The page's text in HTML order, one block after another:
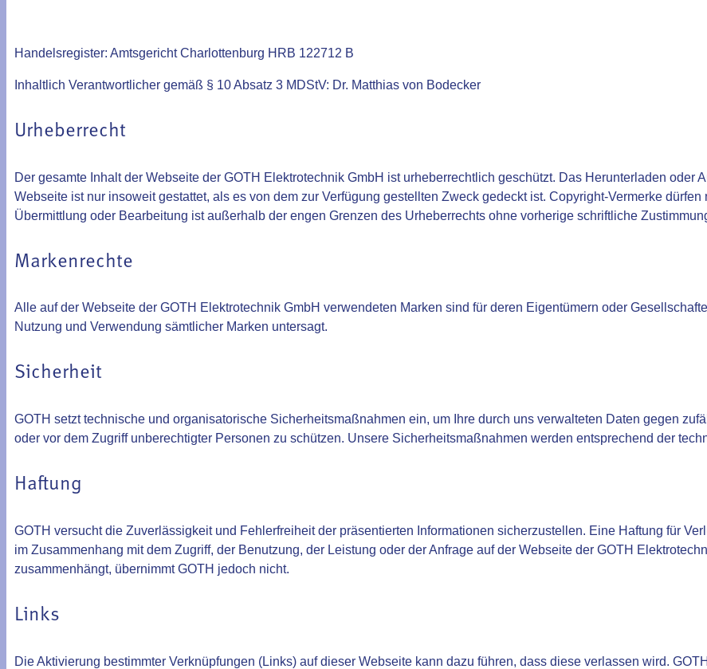
Handelsregister: Amtsgericht Charlottenburg HRB 122712 B
Inhaltlich Verantwortlicher gemäß § 10 Absatz 3 MDStV: Dr. Matthias von Bodecker
Urheberrecht
Der gesamte Inhalt der Webseite der GOTH Elektrotechnik GmbH ist urheberrechtlich geschützt. Das Herunterladen oder
Webseite ist nur insoweit gestattet, als es von dem zur Verfügung gestellten Zweck gedeckt ist. Copyright-Vermerke
Übermittlung oder Bearbeitung ist außerhalb der engen Grenzen des Urheberrechts ohne vorherige schriftliche
Markenrechte
Alle auf der Webseite der GOTH Elektrotechnik GmbH verwendeten Marken sind für deren Eigentümern oder
Nutzung und Verwendung sämtlicher Marken untersagt.
Sicherheit
GOTH setzt technische und organisatorische Sicherheitsmaßnahmen ein, um Ihre durch uns verwalteten Daten gegen
oder vor dem Zugriff unberechtigter Personen zu schützen. Unsere Sicherheitsmaßnahmen werden entsprechend der
Haftung
GOTH versucht die Zuverlässigkeit und Fehlerfreiheit der präsentierten Informationen sicherzustellen. Eine Haftung für
im Zusammenhang mit dem Zugriff, der Benutzung, der Leistung oder der Anfrage auf der Webseite der GOTH
zusammenhängt, übernimmt GOTH jedoch nicht.
Links
Die Aktivierung bestimmter Verknüpfungen (Links) auf dieser Webseite kann dazu führen, dass diese verlassen wird.